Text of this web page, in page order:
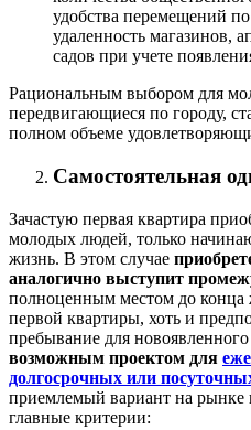
удобства перемещений
удаленность магазинов,
садов при учете
Рациональным выбором для
передвигающиеся по городу,
полном объеме
Самостоятельная
Зачастую первая квартира
молодых людей, только
жизнь. В этом случае
аналогично выступит
полноценным местом до конца
первой квартиры, хоть и
пребывание для
возможным проектом для
долгосрочных или
приемлемый вариант на
главные критерии: